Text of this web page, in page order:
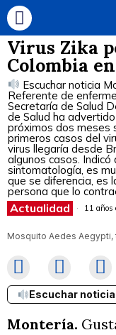
Virus Zika
Colombia
Escuchar noticia
Referente de
Secretaría de Salud
de Salud ha
próximos dos meses
primeros casos del
virus llegaría desde
algunos casos.
sintomatología, es
que se diferencia, es
persona que lo
Actualidad 11 años
Mosquito Aedes Aegypti,
Escuchar noticia
Montería.